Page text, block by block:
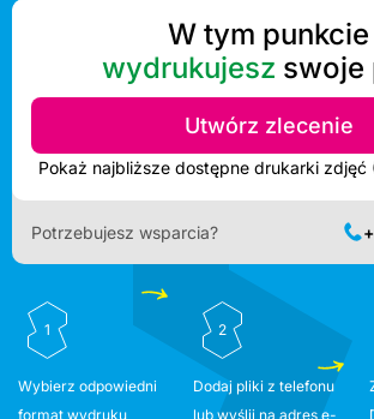
W tym punkcie
wydrukujesz swoje
Utwórz zlecenie
Pokaż najbliższe dostępne
Potrzebujesz wsparcia?
1
Wybierz odpowiedni
format wydruku
2
Dodaj pliki z telefonu
lub wyślij na adres e-